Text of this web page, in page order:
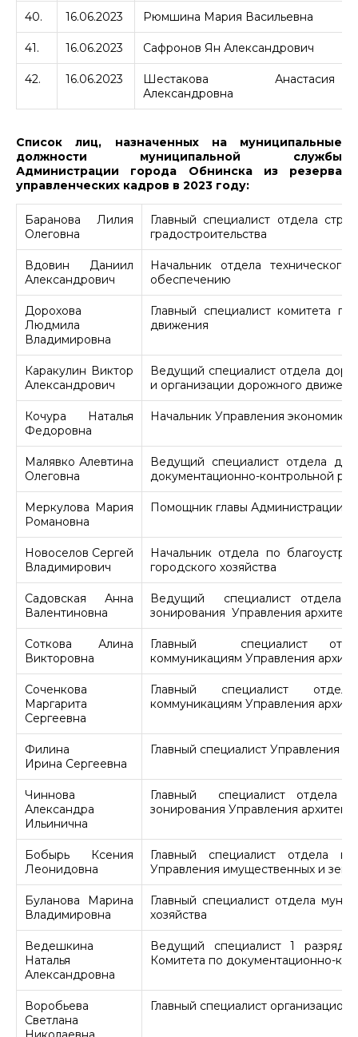
40. 16.06.2023 Рюмшина Мария Васильевна
41. 16.06.2023 Сафронов Ян Александрович
42. 16.06.2023
Шестакова Анастасия
Александровна
Список лиц, назначенных на муниципальные
должности муниципальной службы
Администрации города Обнинска из резерва
управленческих кадров в 2023 году:
Баранова Лилия
Олеговна
Главный специалист отдела
градостроительства
Вдовин Даниил
Александрович
Начальник отдела
обеспечению
Дорохова
Людмила
Владимировна
Главный специалист комитета
движения
Каракулин Виктор
Александрович
Ведущий специалист отдела
и организации дорожного
Кочура Наталья
Федоровна
Начальник Управления экономики
Малявко Алевтина
Олеговна
Ведущий специалист отдела
документационно-контрольной
Меркулова Мария
Романовна
Помощник главы Администрации
Новоселов Сергей
Владимирович
Начальник отдела по
городского хозяйства
Садовская Анна
Валентиновна
Ведущий специалист отдела
зонирования Управления
Соткова Алина
Викторовна
Главный специалист
коммуникациям Управления
Соченкова
Маргарита
Сергеевна
Главный специалист
коммуникациям Управления
Филина
Ирина Сергеевна
Главный специалист Управления
Чиннова
Александра
Ильинична
Главный специалист отдела
зонирования Управления
Бобырь Ксения
Леонидовна
Главный специалист отдела
Управления имущественных и
Буланова Марина
Владимировна
Главный специалист отдела
хозяйства
Ведешкина
Наталья
Александровна
Ведущий специалист 1
Комитета по документационно-
Воробьева
Светлана
Главный специалист